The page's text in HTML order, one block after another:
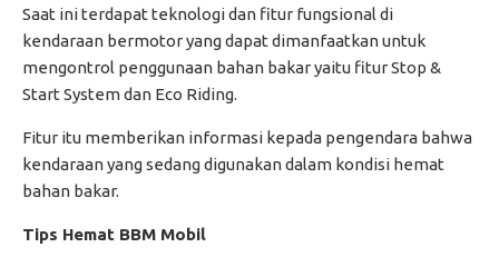
Saat ini terdapat teknologi dan fitur fungsional di
kendaraan bermotor yang dapat dimanfaatkan untuk
mengontrol penggunaan bahan bakar yaitu fitur Stop &
Start System dan Eco Riding.
Fitur itu memberikan informasi kepada pengendara bahwa
kendaraan yang sedang digunakan dalam kondisi hemat
bahan bakar.
Tips Hemat BBM Mobil